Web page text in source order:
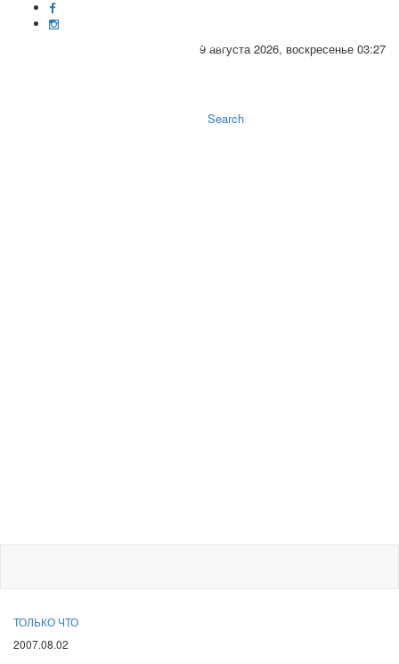
9 августа 2026, воскресенье 03:27
Search
ТОЛЬКО ЧТО
2007.08.02